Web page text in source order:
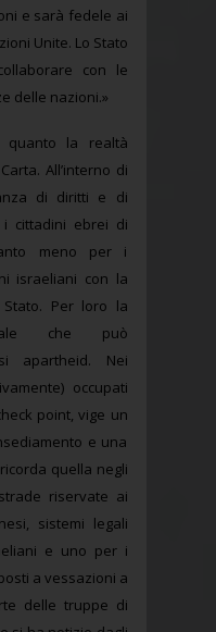
e sarà fedele ai
Unite. Lo Stato
con le
delle nazioni.»
quanto la realtà
All’interno di
di diritti e di
i cittadini ebrei di
meno per i
israeliani con la
Per loro la
che può
apartheid. Nei
occupati
point, vige un
e una
quella negli
riservate ai
sistemi legali
e uno per i
a vessazioni a
delle truppe di